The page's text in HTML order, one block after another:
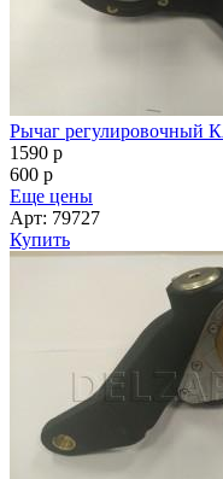
Рычаг регулировочный
1590 p
600 p
Еще цены
Арт: 79727
Купить